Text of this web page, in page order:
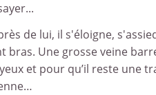
de lui, il s'éloigne,
Une grosse veine
et pour qu’il reste une